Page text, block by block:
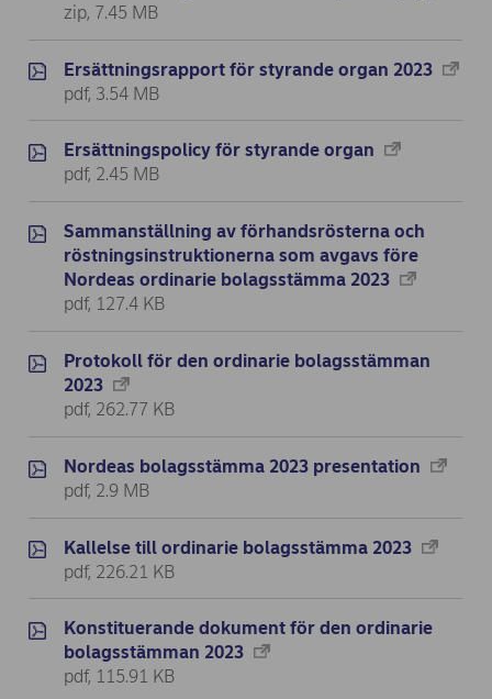
zip, 7.45 MB
Ersättningsrapport för styrande organ 2023
pdf, 3.54 MB
Ersättningspolicy för styrande organ
pdf, 2.45 MB
Sammanställning av förhandsrösterna och
röstningsinstruktionerna som avgavs före
Nordeas ordinarie bolagsstämma 2023
pdf, 127.4 KB
Protokoll för den ordinarie bolagsstämman
2023
pdf, 262.77 KB
Nordeas bolagsstämma 2023 presentation
pdf, 2.9 MB
Kallelse till ordinarie bolagsstämma 2023
pdf, 226.21 KB
Konstituerande dokument för den ordinarie
bolagsstämman 2023
pdf, 115.91 KB